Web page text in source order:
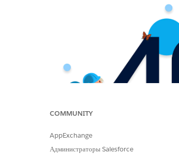
COMMUNITY
AppExchange
Администраторы Salesforce